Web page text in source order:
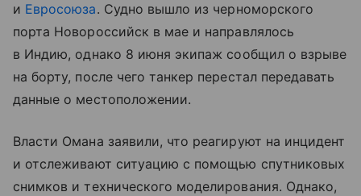
и Евросоюза. Судно вышло из черноморского
порта Новороссийск в мае и направлялось
в Индию, однако 8 июня экипаж сообщил о взрыве
на борту, после чего танкер перестал передавать
данные о местоположении.
Власти Омана заявили, что реагируют на инцидент
и отслеживают ситуацию с помощью спутниковых
снимков и технического моделирования. Однако,